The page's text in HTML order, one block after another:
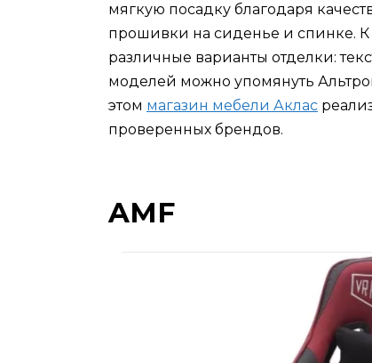
мягкую посадку благодаря
прошивки на сиденье и спинке. К
различные варианты отделки:
моделей можно упомянуть
этом магазин мебели Аклас
проверенных брендов.
AMF